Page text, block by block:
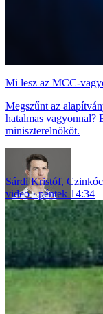
Mi lesz az MCC-
Megszűnt az
hatalmas vagyonnal?
miniszterelnököt.
Sárdi Kristóf,
video
péntek 14:34